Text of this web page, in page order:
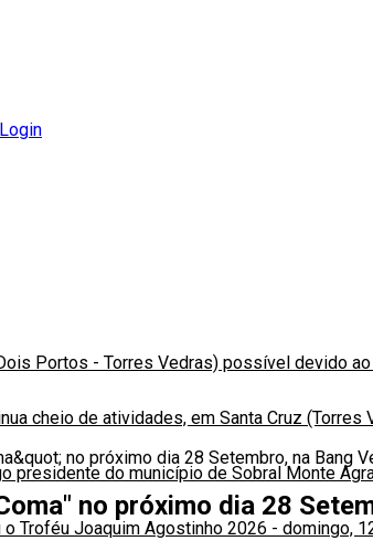
Login
Portos - Torres Vedras) possível devido
cheio de atividades, em Santa Cruz (Torres
presidente do município de Sobral Monte
Troféu Joaquim Agostinho 2026 - domingo,
no próximo dia 28